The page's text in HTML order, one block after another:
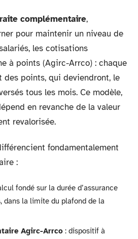
complémentaire,
pour maintenir un niveau de
les cotisations
à points (Agirc-Arrco) : chaque
points, qui deviendront, le
tous les mois. Ce modèle,
en revanche de la valeur
revalorisée.
fondamentalement
:
fondé sur la durée d’assurance
dans la limite du plafond de la
Agirc-Arrco : dispositif à